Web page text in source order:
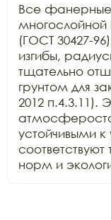
Все фанерные
(ГОСТ 30427-
изгибы,
тщательно
грунтом для
2012 п.4.3.11).
устойчивыми